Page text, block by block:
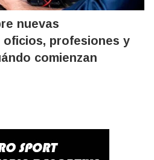
nuevas
profesiones y
comienzan